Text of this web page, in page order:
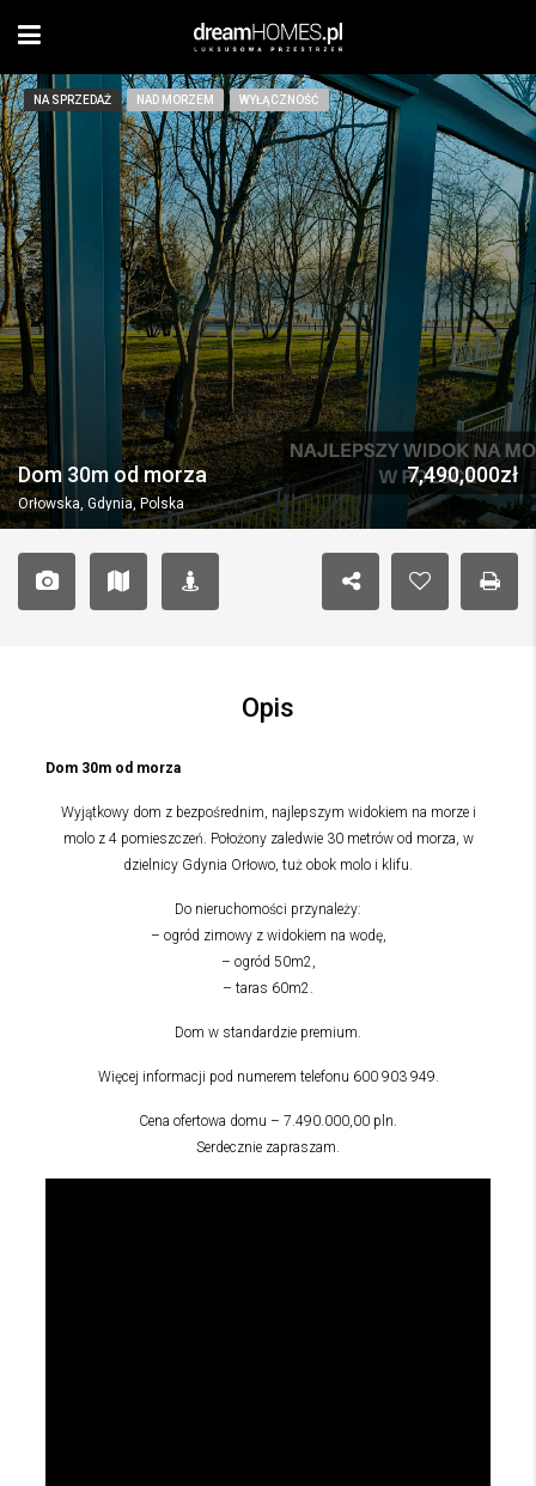
NA SPRZEDAŻ NAD MORZEM WYŁĄCZNOŚĆ
Dom 30m od morza
Orłowska, Gdynia, Polska
7,490,000zł
Opis
Dom 30m od morza
Wyjątkowy dom z bezpośrednim, najlepszym widokiem na morze i
molo z 4 pomieszczeń. Położony zaledwie 30 metrów od morza, w
dzielnicy Gdynia Orłowo, tuż obok molo i klifu.
Do nieruchomości przynależy:
– ogród zimowy z widokiem na wodę,
– ogród 50m2,
– taras 60m2.
Dom w standardzie premium.
Więcej informacji pod numerem telefonu 600 903 949.
Cena ofertowa domu – 7.490.000,00 pln.
Serdecznie zapraszam.